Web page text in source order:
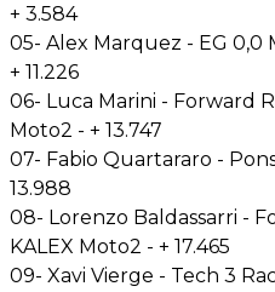
+ 3.584
05- Alex Marquez - EG 0,0
+ 11.226
06- Luca Marini - Forward
Moto2 - + 13.747
07- Fabio Quartararo -
13.988
08- Lorenzo Baldassarri -
KALEX Moto2 - + 17.465
09- Xavi Vierge - Tech 3